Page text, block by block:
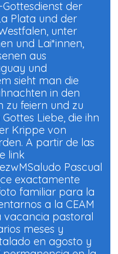
der
Plata und der
unter
und Lai*innen,
aus
und
sieht man die
in den
zu feiern und zu
Liebe, die ihn
Krippe von
A partir de las
link
Pascual
exactamente
familiar para la
a la CEAM
pastoral
meses y
en agosto y